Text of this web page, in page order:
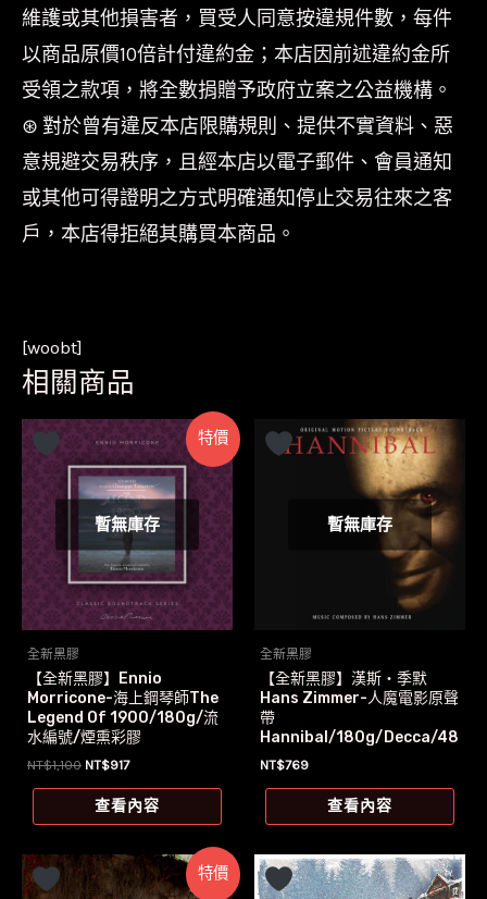
維護或其他損害者，買受人同意按違規件數，每件
以商品原價10倍計付違約金；本店因前述違約金所
受領之款項，將全數捐贈予政府立案之公益機構。
⊛ 對於曾有違反本店限購規則、提供不實資料、惡
意規避交易秩序，且經本店以電子郵件、會員通知
或其他可得證明之方式明確通知停止交易往來之客
戶，本店得拒絕其購買本商品。
[woobt]
相關商品
特價
暫無庫存
全新黑膠
【全新黑膠】Ennio
Morricone-海上鋼琴師The
Legend Of 1900/180g/流
水編號/煙熏彩膠
NT$1,100 原
價
格：
NT$917目
價
格：
查看內容
暫無庫存
全新黑膠
【全新黑膠】漢斯‧季默
Hans Zimmer-人魔電影原聲
帶
Hannibal/180g/Decca/48
3 2130
NT$769
查看內容
特價